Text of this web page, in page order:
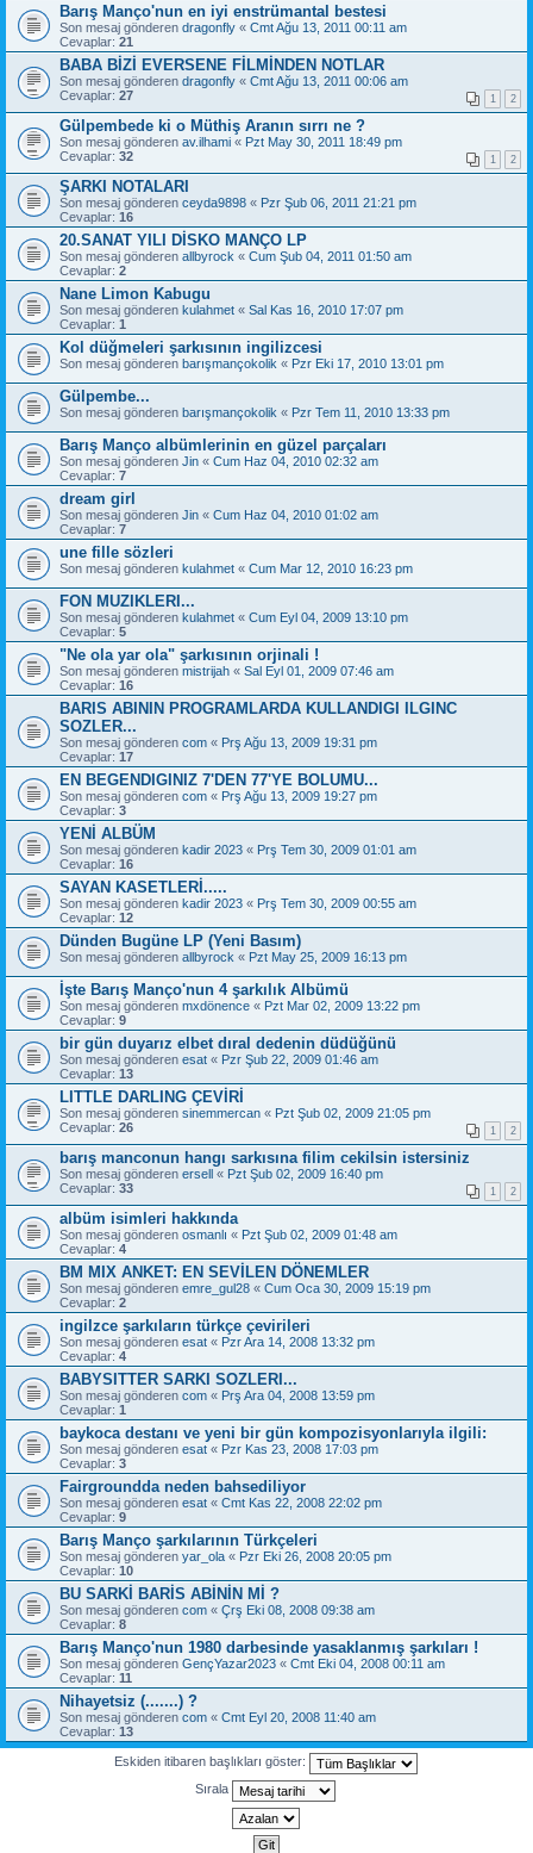
Barış Manço'nun en iyi enstrümantal bestesi
Son mesaj gönderen dragonfly « Cmt Ağu 13, 2011 00:11 am
Cevaplar: 21
BABA BİZİ EVERSENE FİLMİNDEN NOTLAR
Son mesaj gönderen dragonfly « Cmt Ağu 13, 2011 00:06 am
Cevaplar: 27 1 2
Gülpembede ki o Müthiş Aranın sırrı ne ?
Son mesaj gönderen av.ilhami « Pzt May 30, 2011 18:49 pm
Cevaplar: 32 1 2
ŞARKI NOTALARI
Son mesaj gönderen ceyda9898 « Pzr Şub 06, 2011 21:21 pm
Cevaplar: 16
20.SANAT YILI DİSKO MANÇO LP
Son mesaj gönderen allbyrock « Cum Şub 04, 2011 01:50 am
Cevaplar: 2
Nane Limon Kabugu
Son mesaj gönderen kulahmet « Sal Kas 16, 2010 17:07 pm
Cevaplar: 1
Kol düğmeleri şarkısının ingilizcesi
Son mesaj gönderen barışmançokolik « Pzr Eki 17, 2010 13:01 pm
Gülpembe...
Son mesaj gönderen barışmançokolik « Pzr Tem 11, 2010 13:33 pm
Barış Manço albümlerinin en güzel parçaları
Son mesaj gönderen Jin « Cum Haz 04, 2010 02:32 am
Cevaplar: 7
dream girl
Son mesaj gönderen Jin « Cum Haz 04, 2010 01:02 am
Cevaplar: 7
une fille sözleri
Son mesaj gönderen kulahmet « Cum Mar 12, 2010 16:23 pm
FON MUZIKLERI...
Son mesaj gönderen kulahmet « Cum Eyl 04, 2009 13:10 pm
Cevaplar: 5
"Ne ola yar ola" şarkısının orjinali !
Son mesaj gönderen mistrijah « Sal Eyl 01, 2009 07:46 am
Cevaplar: 16
BARIS ABININ PROGRAMLARDA KULLANDIGI ILGINC
SOZLER...
Son mesaj gönderen com « Prş Ağu 13, 2009 19:31 pm
Cevaplar: 17
EN BEGENDIGINIZ 7'DEN 77'YE BOLUMU...
Son mesaj gönderen com « Prş Ağu 13, 2009 19:27 pm
Cevaplar: 3
YENİ ALBÜM
Son mesaj gönderen kadir 2023 « Prş Tem 30, 2009 01:01 am
Cevaplar: 16
SAYAN KASETLERİ.....
Son mesaj gönderen kadir 2023 « Prş Tem 30, 2009 00:55 am
Cevaplar: 12
Dünden Bugüne LP (Yeni Basım)
Son mesaj gönderen allbyrock « Pzt May 25, 2009 16:13 pm
İşte Barış Manço'nun 4 şarkılık Albümü
Son mesaj gönderen mxdönence « Pzt Mar 02, 2009 13:22 pm
Cevaplar: 9
bir gün duyarız elbet dıral dedenin düdüğünü
Son mesaj gönderen esat « Pzr Şub 22, 2009 01:46 am
Cevaplar: 13
LITTLE DARLING ÇEVİRİ
Son mesaj gönderen sinemmercan « Pzt Şub 02, 2009 21:05 pm
Cevaplar: 26 1 2
barış manconun hangı sarkısına filim cekilsin istersiniz
Son mesaj gönderen ersell « Pzt Şub 02, 2009 16:40 pm
Cevaplar: 33 1 2
albüm isimleri hakkında
Son mesaj gönderen osmanlı « Pzt Şub 02, 2009 01:48 am
Cevaplar: 4
BM MIX ANKET: EN SEVİLEN DÖNEMLER
Son mesaj gönderen emre_gul28 « Cum Oca 30, 2009 15:19 pm
Cevaplar: 2
ingilzce şarkıların türkçe çevirileri
Son mesaj gönderen esat « Pzr Ara 14, 2008 13:32 pm
Cevaplar: 4
BABYSITTER SARKI SOZLERI...
Son mesaj gönderen com « Prş Ara 04, 2008 13:59 pm
Cevaplar: 1
baykoca destanı ve yeni bir gün kompozisyonlarıyla ilgili:
Son mesaj gönderen esat « Pzr Kas 23, 2008 17:03 pm
Cevaplar: 3
Fairgroundda neden bahsediliyor
Son mesaj gönderen esat « Cmt Kas 22, 2008 22:02 pm
Cevaplar: 9
Barış Manço şarkılarının Türkçeleri
Son mesaj gönderen yar_ola « Pzr Eki 26, 2008 20:05 pm
Cevaplar: 10
BU SARKİ BARİS ABİNİN Mİ ?
Son mesaj gönderen com « Çrş Eki 08, 2008 09:38 am
Cevaplar: 8
Barış Manço'nun 1980 darbesinde yasaklanmış şarkıları !
Son mesaj gönderen GençYazar2023 « Cmt Eki 04, 2008 00:11 am
Cevaplar: 11
Nihayetsiz (.......) ?
Son mesaj gönderen com « Cmt Eyl 20, 2008 11:40 am
Cevaplar: 13
Eskiden itibaren başlıkları göster:
Sırala